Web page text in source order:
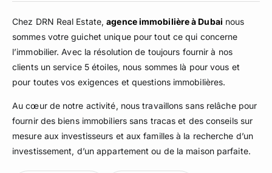
Chez DRN Real Estate,agence immobilière à Dubai nous
sommes votre guichet unique pour tout ce qui concerne
l’immobilier. Avec la résolution de toujours fournir à nos
clients un service 5 étoiles, nous sommes là pour vous et
pour toutes vos exigences et questions immobilières.
Au cœur de notre activité, nous travaillons sans relâche pour
fournir des biens immobiliers sans tracas et des conseils sur
mesure aux investisseurs et aux familles à la recherche d’un
investissement, d’un appartement ou de la maison parfaite.